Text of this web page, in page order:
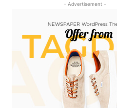
- Advertisement -